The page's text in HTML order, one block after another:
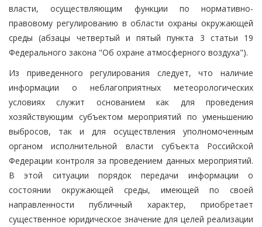
власти, осуществляющим функции по нормативно-
правовому регулированию в области охраны окружающей
среды (абзацы четвертый и пятый пункта 3 статьи 19
Федерального закона "Об охране атмосферного воздуха").
Из приведенного регулирования следует, что наличие
информации о неблагоприятных метеорологических
условиях служит основанием как для проведения
хозяйствующим субъектом мероприятий по уменьшению
выбросов, так и для осуществления уполномоченным
органом исполнительной власти субъекта Российской
Федерации контроля за проведением данных мероприятий.
В этой ситуации порядок передачи информации о
состоянии окружающей среды, имеющей по своей
направленности публичный характер, приобретает
существенное юридическое значение для целей реализации